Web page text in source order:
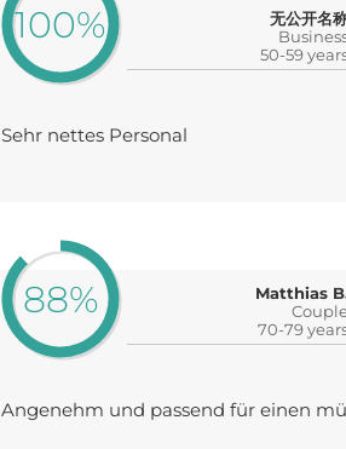
100%
无公开名
50-59
Sehr nettes Personal
88%
Matthias
70-79
Angenehm und passend für einen